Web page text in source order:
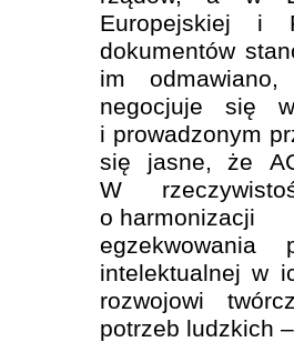
Europejskiej i
dokumentów
im
negocjuje się
i prowadzonym
się jasne, że
W
o harmonizacji
egzekwowania
intelektualnej w
rozwojowi
potrzeb ludzkich